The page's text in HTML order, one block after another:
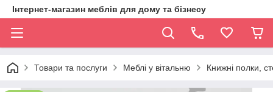
Інтернет-магазин меблів для дому та бізнесу
Товари та послуги Меблі у вітальню Книжні полки,